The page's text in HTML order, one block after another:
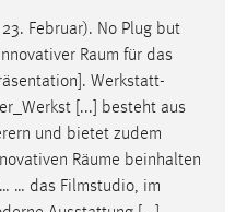
Februar). No Plug but
Raum für das
Werkstatt-
[...] besteht aus
und bietet zudem
Räume beinhalten
… das Filmstudio, im